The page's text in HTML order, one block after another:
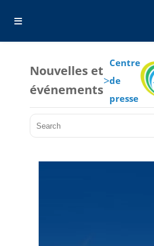
Nouvelles et
événements
>
Centre
de
presse